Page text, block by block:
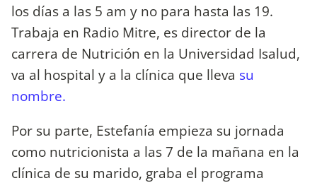
los días a las 5 am y no para hasta las 19.
Trabaja en Radio Mitre, es director de la
carrera de Nutrición en la Universidad Isalud,
va al hospital y a la clínica que lleva su
nombre.
Por su parte, Estefanía empieza su jornada
como nutricionista a las 7 de la mañana en la
clínica de su marido, graba el programa